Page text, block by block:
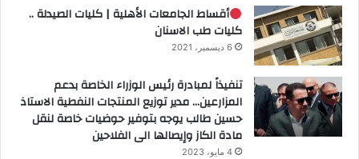
أقساط الجامعات الأهلية | كليات الصيدلة ..
كليات طب الاسنان
6 ديسمبر، 2021
تنفيذاً لمبادرة رئيس الوزراء الخاصة بدعم
المزارعين… مدير توزيع المنتجات النفطية الاستاذ
حسين طالب يوجه بتوفير حوضيات خاصة لنقل
مادة الكاز وإيصالها الى الفلاحين
4 مايو، 2023